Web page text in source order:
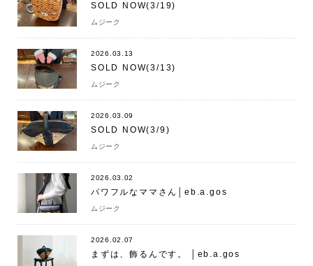
SOLD NOW(3/19)
ムジーク
2026.03.13
SOLD NOW(3/13)
ムジーク
2026.03.09
SOLD NOW(3/9)
ムジーク
2026.03.02
パワフルなママさん│eb.a.gos
ムジーク
2026.02.07
まずは、飾るんです。 │eb.a.gos